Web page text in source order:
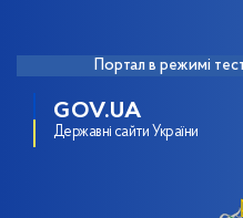
Портал в режимі
GOV.UA
Державні сайти України